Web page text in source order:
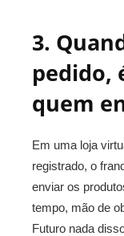
3.
pedido,
quem
Em uma loja
registrado, o
enviar os
tempo, mão de
Futuro nada